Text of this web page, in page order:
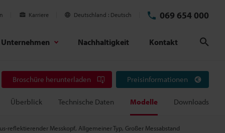
Karriere Deutschland Deutsch 069 654 000
Unternehmen Nachhaltigkeit Kontakt
Broschüre herunterladen Preisinformationen
Überblick Technische Daten Modelle Downloads
reflektierender Messkopf, Allgemeiner Typ, Großer Messabstand